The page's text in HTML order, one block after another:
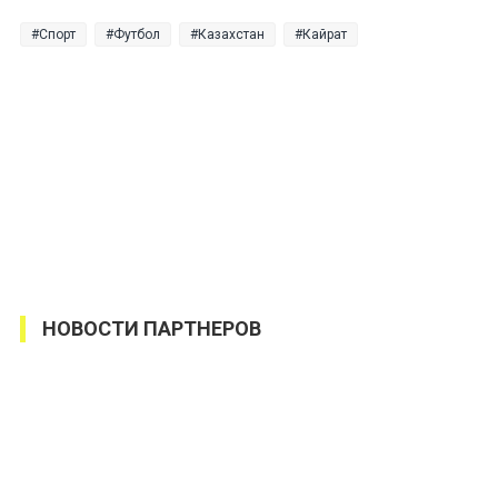
Спорт Футбол Казахстан Кайрат
НОВОСТИ ПАРТНЕРОВ